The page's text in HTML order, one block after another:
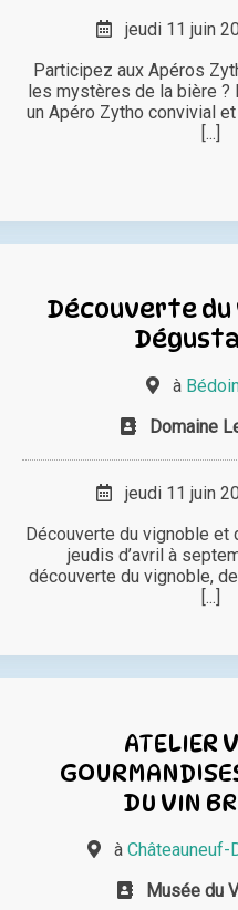
jeudi 11 juin
Participez aux Apéros
les mystères de la bière ?
un Apéro Zytho convivial
[...]
Découverte
à
Domaine
jeudi 11 juin
Découverte du vignoble et
jeudis d’avril à
découverte du vignoble,
[...]
ATELIER
DU VIN
àChâteauneuf-
Musée du